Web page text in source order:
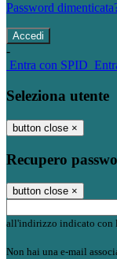
Password
-
Entra con SPID
Seleziona utente
button close ×
Recupero
button close ×
all'indirizzo indicato con
Non hai una e-mail